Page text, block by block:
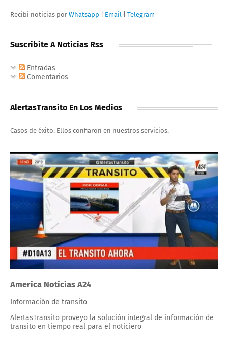
Recibi noticias por Whatsapp Email Telegram
Suscribite A Noticias Rss
Entradas
Comentarios
AlertasTransito En Los Medios
Casos de éxito. Ellos confiaron en nuestros servicios.
America Noticias A24
Información de transito
AlertasTransito proveyo la solución integral de información de
transito en tiempo real para el noticiero